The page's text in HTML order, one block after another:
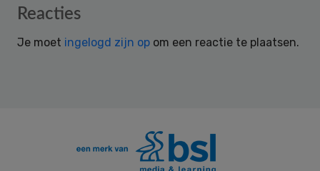
Reader
Reacties
Je moet ingelogd zijn op om een reactie te plaatsen.